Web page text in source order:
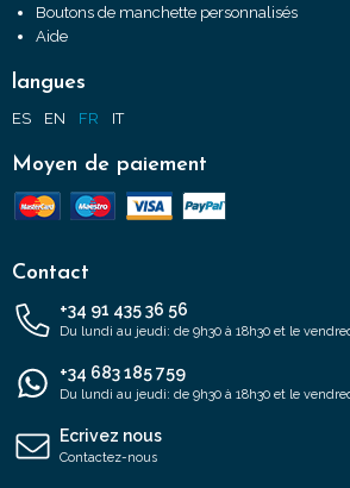
Boutons de manchette personnalisés
Aide
langues
ES EN FR IT
Moyen de paiement
Contact
+34 91 435 36 56
Du lundi au jeudi: de 9h30 à 18h30 et le
+34 683 185 759
Du lundi au jeudi: de 9h30 à 18h30 et le
Ecrivez nous
Contactez-nous